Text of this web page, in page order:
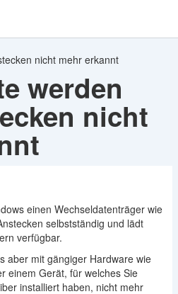
nicht mehr erkannt
werden
nicht
einen Wechseldatenträger wie
selbstständig und lädt
verfügbar.
aber mit gängiger Hardware wie
einem Gerät, für welches Sie
installiert haben, nicht mehr